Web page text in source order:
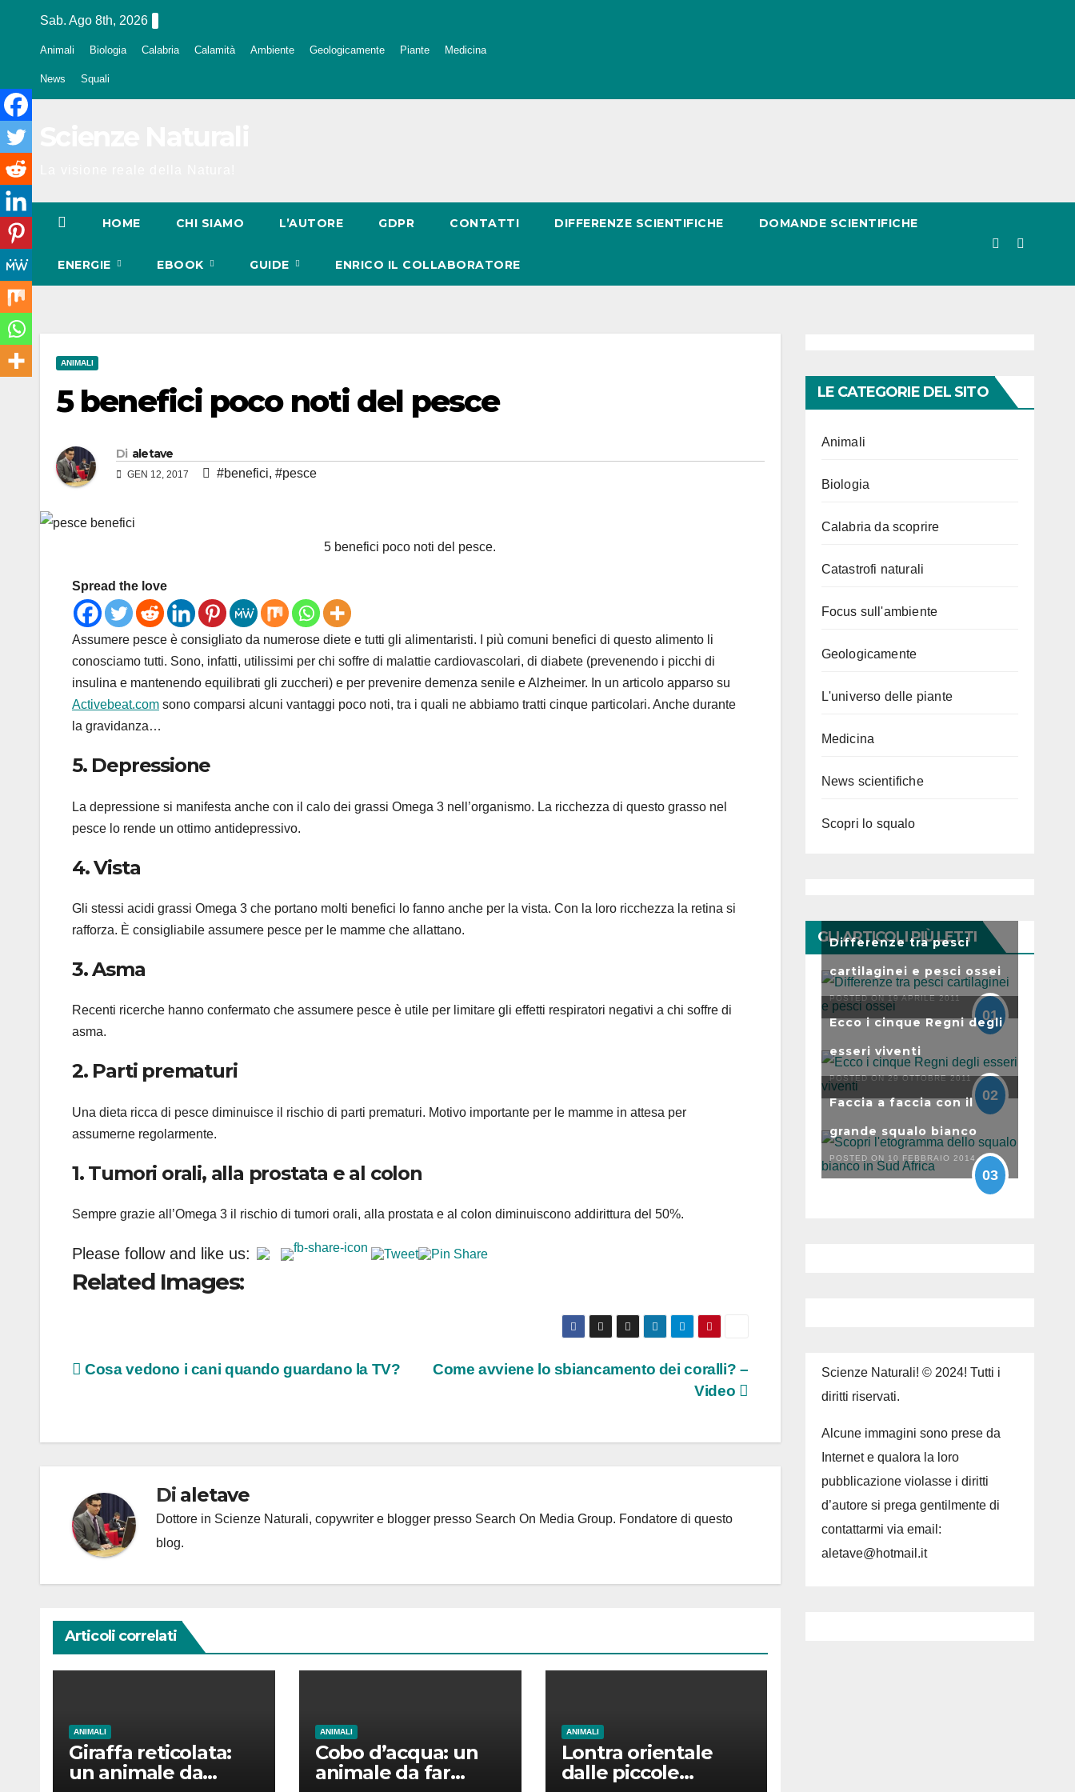
Sab. Ago 8th, 2026
Animali Biologia Calabria Calamità Ambiente Geologicamente Piante Medicina
News Squali
HOME CHI SIAMO L’AUTORE GDPR CONTATTI DIFFERENZE SCIENTIFICHE DOMANDE SCIENTIFICHE
ENERGIE EBOOK GUIDE ENRICO IL COLLABORATORE
ANIMALI
5 benefici poco noti del pesce
Di aletave
GEN 12, 2017 #benefici, #pesce
5 benefici poco noti del pesce.
Spread the love
Assumere pesce è consigliato da numerose diete e tutti gli alimentaristi. I più comuni benefici di questo alimento li
conosciamo tutti. Sono, infatti, utilissimi per chi soffre di malattie cardiovascolari, di diabete (prevenendo i picchi di
insulina e mantenendo equilibrati gli zuccheri) e per prevenire demenza senile e Alzheimer. In un articolo apparso su
Activebeat.com sono comparsi alcuni vantaggi poco noti, tra i quali ne abbiamo tratti cinque particolari. Anche durante
la gravidanza…
5. Depressione
La depressione si manifesta anche con il calo dei grassi Omega 3 nell’organismo. La ricchezza di questo grasso nel
pesce lo rende un ottimo antidepressivo.
4. Vista
Gli stessi acidi grassi Omega 3 che portano molti benefici lo fanno anche per la vista. Con la loro ricchezza la retina si
rafforza. È consigliabile assumere pesce per le mamme che allattano.
3. Asma
Recenti ricerche hanno confermato che assumere pesce è utile per limitare gli effetti respiratori negativi a chi soffre di
asma.
2. Parti prematuri
Una dieta ricca di pesce diminuisce il rischio di parti prematuri. Motivo importante per le mamme in attesa per
assumerne regolarmente.
1. Tumori orali, alla prostata e al colon
Sempre grazie all’Omega 3 il rischio di tumori orali, alla prostata e al colon diminuiscono addirittura del 50%.
Please follow and like us:
Related Images:
Navigazione
Come avviene lo sbiancamento dei coralli? –
Video
Cosa vedono i cani quando guardano la TV?
Di aletave
Dottore in Scienze Naturali, copywriter e blogger presso Search On Media Group. Fondatore di questo
blog.
Articoli correlati
ANIMALI
Giraffa reticolata:
un animale da
ANIMALI
Cobo d’acqua: un
animale da far
ANIMALI
Lontra orientale
dalle piccole
LE CATEGORIE DEL SITO
Animali
Biologia
Calabria da scoprire
Catastrofi naturali
Focus sull'ambiente
Geologicamente
L'universo delle piante
Medicina
News scientifiche
Scopri lo squalo
GLI ARTICOLI PIÙ LETTI
Differenze tra pesci
cartilaginei e pesci ossei
POSTED ON 19 APRILE 2011
01
Ecco i cinque Regni degli
esseri viventi
POSTED ON 29 OTTOBRE 2011
02
Faccia a faccia con il
grande squalo bianco
POSTED ON 10 FEBBRAIO 2014
03
Scienze Naturali! © 2024! Tutti i
diritti riservati.
Alcune immagini sono prese da
Internet e qualora la loro
pubblicazione violasse i diritti
d’autore si prega gentilmente di
contattarmi via email:
aletave@hotmail.it